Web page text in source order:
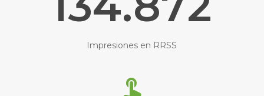
Impresiones en RRSS